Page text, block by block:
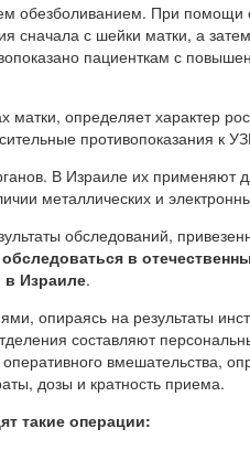
обезболиванием. При помощи
сначала с шейки матки, а
пациенткам с
определяет характер
противопоказания к
В Израиле их применяют
металлических и
обследований,
в
в Израиле.
опираясь на результаты
составляют
вмешательства,
дозы и кратность приема.
такие операции: